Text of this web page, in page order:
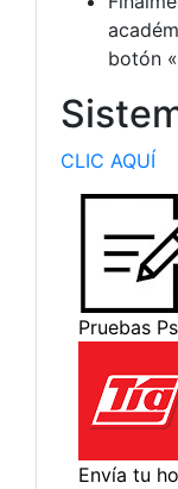
botón
CLIC AQUÍ